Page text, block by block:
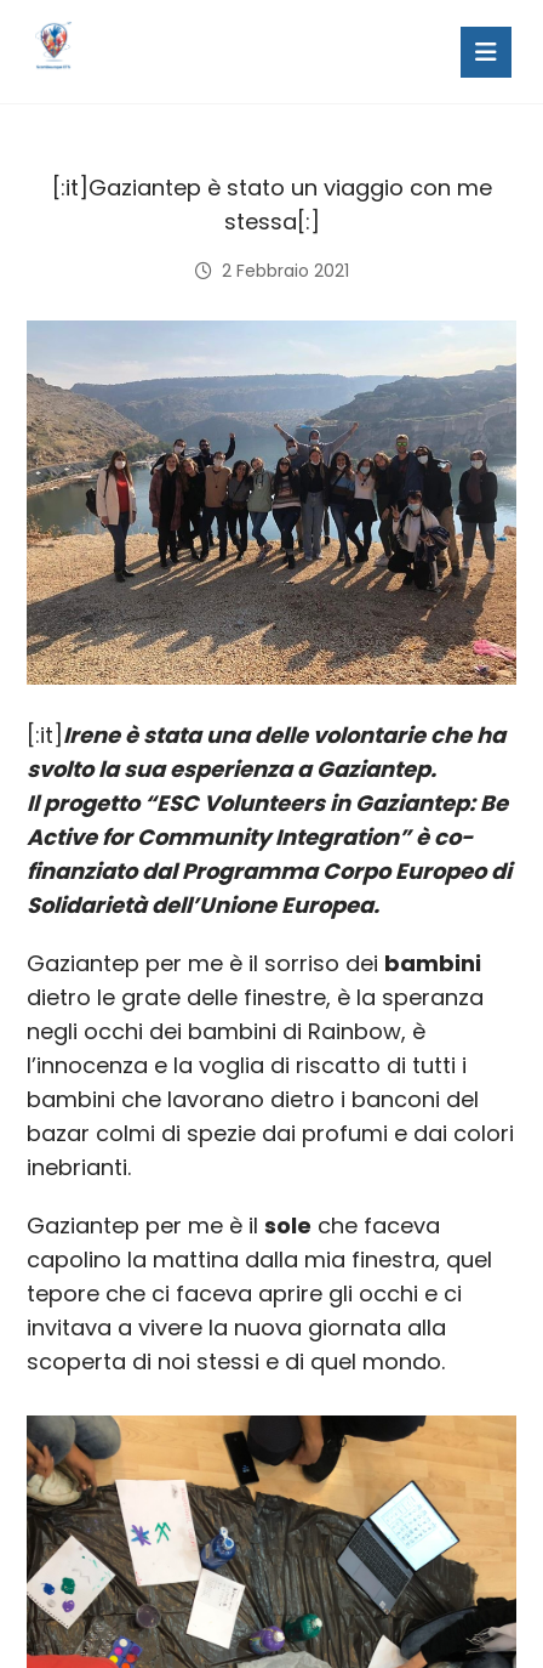
[:it]Gaziantep è stato un viaggio con me
stessa[:]
2 Febbraio 2021
[:it] Irene è stata una delle volontarie che ha
svolto la sua esperienza a Gaziantep.
Il progetto “ESC Volunteers in Gaziantep: Be
Active for Community Integration” è co-
finanziato dal Programma Corpo Europeo di
Solidarietà dell’Unione Europea.
Gaziantep per me è il sorriso dei bambini
dietro le grate delle finestre, è la speranza
negli occhi dei bambini di Rainbow, è
l’innocenza e la voglia di riscatto di tutti i
bambini che lavorano dietro i banconi del
bazar colmi di spezie dai profumi e dai colori
inebrianti.
Gaziantep per me è ilsole che faceva
capolino la mattina dalla mia finestra, quel
tepore che ci faceva aprire gli occhi e ci
invitava a vivere la nuova giornata alla
scoperta di noi stessi e di quel mondo.